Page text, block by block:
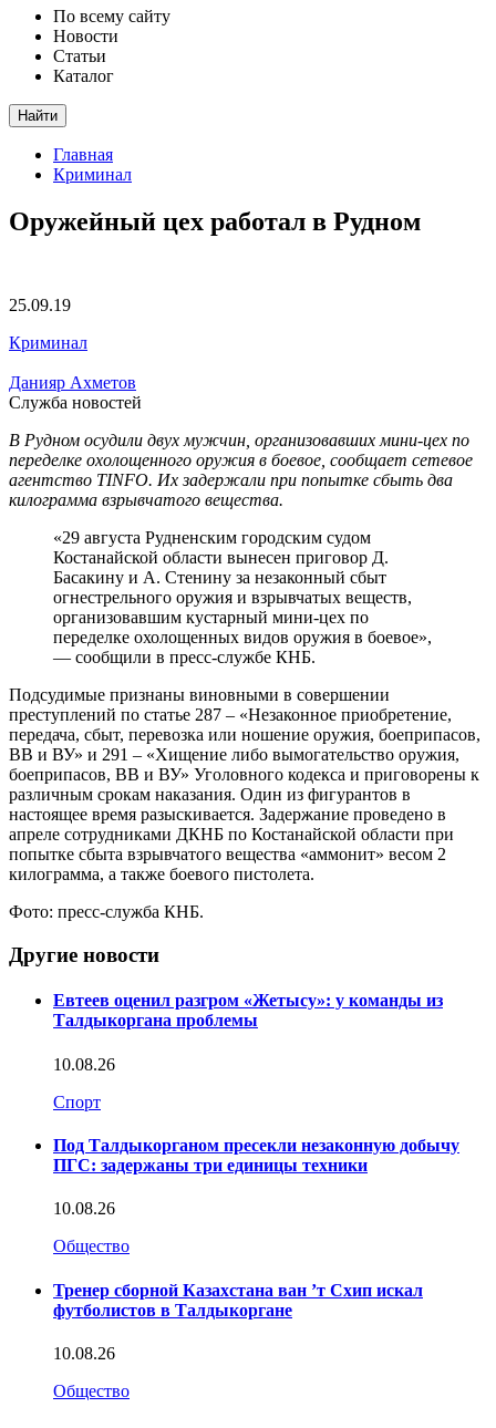
По всему сайту
Новости
Статьи
Каталог
Найти
Главная
Криминал
Оружейный цех работал в Рудном
25.09.19
Криминал
Данияр Ахметов
Служба новостей
В Рудном осудили двух мужчин, организовавших мини-цех по
переделке охолощенного оружия в боевое, сообщает сетевое
агентство TINFO. Их задержали при попытке сбыть два
килограмма взрывчатого вещества.
«29 августа Рудненским городским судом
Костанайской области вынесен приговор Д.
Басакину и А. Стенину за незаконный сбыт
огнестрельного оружия и взрывчатых веществ,
организовавшим кустарный мини-цех по
переделке охолощенных видов оружия в боевое»,
— сообщили в пресс-службе КНБ.
Подсудимые признаны виновными в совершении
преступлений по статье 287 – «Незаконное приобретение,
передача, сбыт, перевозка или ношение оружия, боеприпасов,
ВВ и ВУ» и 291 – «Хищение либо вымогательство оружия,
боеприпасов, ВВ и ВУ» Уголовного кодекса и приговорены к
различным срокам наказания. Один из фигурантов в
настоящее время разыскивается. Задержание проведено в
апреле сотрудниками ДКНБ по Костанайской области при
попытке сбыта взрывчатого вещества «аммонит» весом 2
килограмма, а также боевого пистолета.
Фото: пресс-служба КНБ.
Другие новости
Евтеев оценил разгром «Жетысу»: у команды из
Талдыкоргана проблемы
10.08.26
Спорт
Под Талдыкорганом пресекли незаконную добычу
ПГС: задержаны три единицы техники
10.08.26
Общество
Тренер сборной Казахстана ван ’т Схип искал
футболистов в Талдыкоргане
10.08.26
Общество